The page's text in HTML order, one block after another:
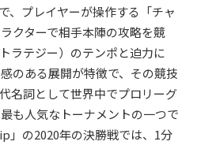
、プレイヤーが操作する「チャ
クターで相手本陣の攻略を競
ラテジー）のテンポと迫力に
のある展開が特徴で、その競技
名詞として世界中でプロリーグ
も人気なトーナメントの一つで
」の2020年の決勝戦では、1分